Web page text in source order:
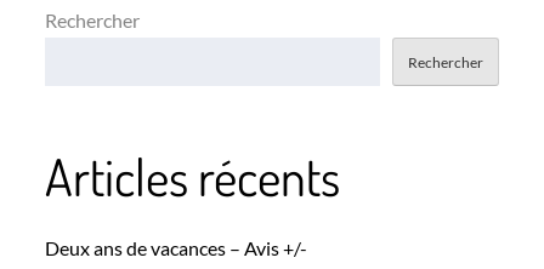
Rechercher
Rechercher
Articles récents
Deux ans de vacances – Avis +/-